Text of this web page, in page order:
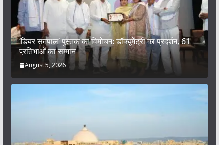
‘डियर सतपाल’ पुस्तक का विमोचन: डॉक्यूमेंट्री का प्रदर्शन, 61
प्रतिभाओं का सम्मान
August 5, 2026